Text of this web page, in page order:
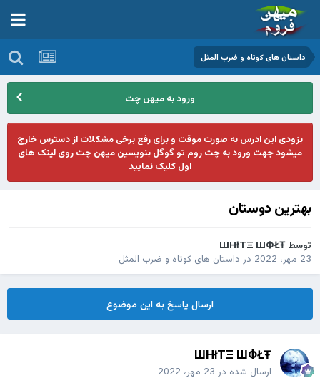
داستان های کوتاه و ضرب المثل
ورود به میهن چت
بزودی این ادرس به صورت موقت و برای رفع برخی مشکلات از دسترس خارج
میشود جهت ورود به چت روم تو گوگل بنویسین میهن چت روی لینک های
اول کلیک نمایید
بهترین دوستان
توسط ШHłTΞ ШФŁŦ
23 مهر، 2022
در داستان های کوتاه و ضرب المثل
ارسال پاسخ به این موضوع
ШHłTΞ ШФŁŦ
ارسال شده در 23 مهر، 2022